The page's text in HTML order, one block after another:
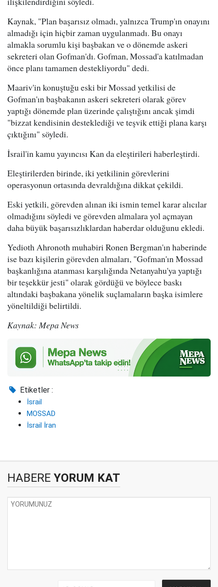
Kaynak, "Plan başarısız olmadı, yalnızca Trump'ın onayını
almadığı için hiçbir zaman uygulanmadı. Bu onayı
almakla sorumlu kişi başbakan ve o dönemde askeri
sekreteri olan Gofman'dı. Gofman, Mossad'a katılmadan
önce planı tamamen destekliyordu" dedi.
Maariv'in konuştuğu eski bir Mossad yetkilisi de
Gofman'ın başbakanın askeri sekreteri olarak görev
yaptığı dönemde plan üzerinde çalıştığını ancak şimdi
"bizzat kendisinin desteklediği ve teşvik ettiği plana karşı
çıktığını" söyledi.
İsrail'in kamu yayıncısı Kan da eleştirileri haberleştirdi.
Eleştirilerden birinde, iki yetkilinin görevlerini
operasyonun ortasında devraldığına dikkat çekildi.
Eski yetkili, görevden alınan iki ismin temel karar alıcılar
olmadığını söyledi ve görevden almalara yol açmayan
daha büyük başarısızlıklardan haberdar olduğunu ekledi.
Yedioth Ahronoth muhabiri Ronen Bergman'ın haberinde
ise bazı kişilerin görevden almaları, "Gofman'ın Mossad
başkanlığına atanması karşılığında Netanyahu'ya yaptığı
bir teşekkür jesti" olarak gördüğü ve böylece baskı
altındaki başbakana yönelik suçlamaların başka isimlere
yöneltildiği belirtildi.
Kaynak: Mepa News
Etiketler :
İsrail
MOSSAD
İsrail İran
HABERE YORUM KAT